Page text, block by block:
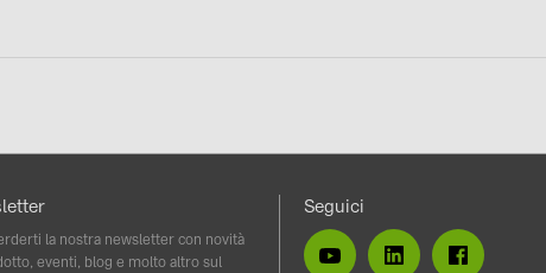
la nostra newsletter con novità
eventi, blog e molto altro sul
Seguici